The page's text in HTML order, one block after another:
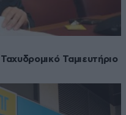
Ταμιευτήριο